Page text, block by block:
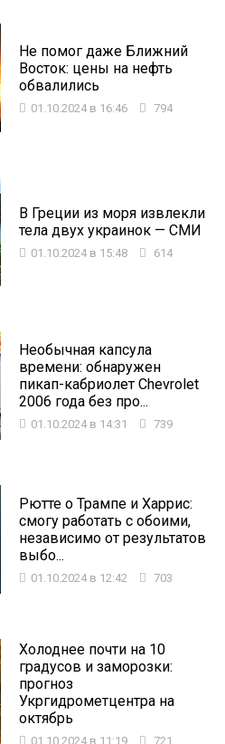
Не помог даже Ближний
Восток: цены на нефть
обвалились
01.10.2024 в 16:46 794
В Греции из моря извлекли
тела двух украинок — СМИ
01.10.2024 в 15:48 614
Необычная капсула
времени: обнаружен
пикап-кабриолет Chevrolet
2006 года без про...
01.10.2024 в 14:31 739
Рютте о Трампе и Харрис:
смогу работать с обоими,
независимо от результатов
выбо...
01.10.2024 в 12:42 703
Холоднее почти на 10
градусов и заморозки:
прогноз
Укргидрометцентра на
октябрь
01.10.2024 в 11:19 721